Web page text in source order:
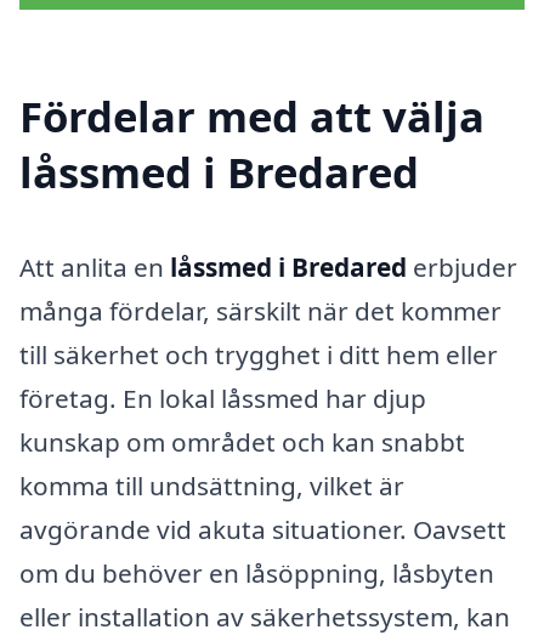
Fördelar med att välja
låssmed i Bredared
Att anlita en låssmed i Bredared erbjuder
många fördelar, särskilt när det kommer
till säkerhet och trygghet i ditt hem eller
företag. En lokal låssmed har djup
kunskap om området och kan snabbt
komma till undsättning, vilket är
avgörande vid akuta situationer. Oavsett
om du behöver en låsöppning, låsbyten
eller installation av säkerhetssystem, kan